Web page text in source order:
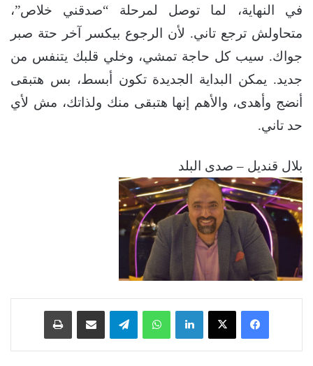
في النهاية، لما توصل لمرحلة “صدقني خلاص”،
متحاولش ترجع تاني. لأن الرجوع بيكسر آخر حتة صبر
جواك. سيب كل حاجة تمشي، وخلي قلبك يتنفس من
جديد. يمكن البداية الجديدة تكون أبسط، بس هتبقى
أنضج وأهدى، والأهم إنها هتبقى منك ولذاتك، مش لأي
حد تاني.
بلال قنديل – صدى البلد
فيسبوك ‫X لينكدإن واتساب تيلقرام